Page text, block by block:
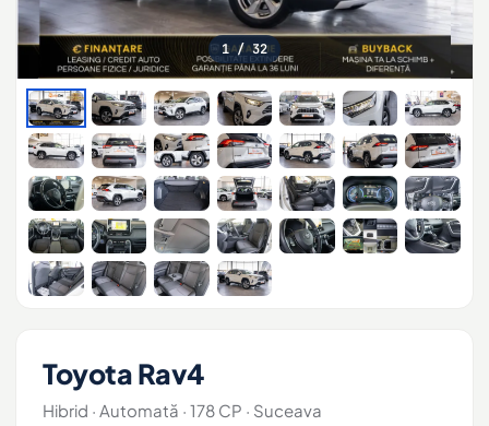
1/ 32
Toyota Rav4
Hibrid · Automată · 178 CP · Suceava